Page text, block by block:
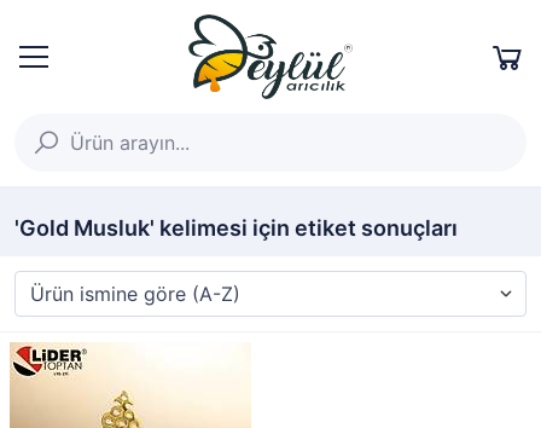
'Gold Musluk' kelimesi için etiket sonuçları